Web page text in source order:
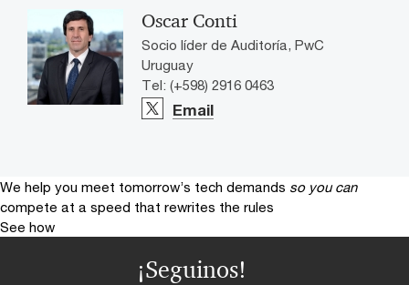
Oscar Conti
Socio líder de Auditoría, PwC
Uruguay
Tel: (+598) 2916 0463
Email
We help you meet tomorrow’s tech demands so you can
compete at a speed that rewrites the rules
See how
¡Seguinos!